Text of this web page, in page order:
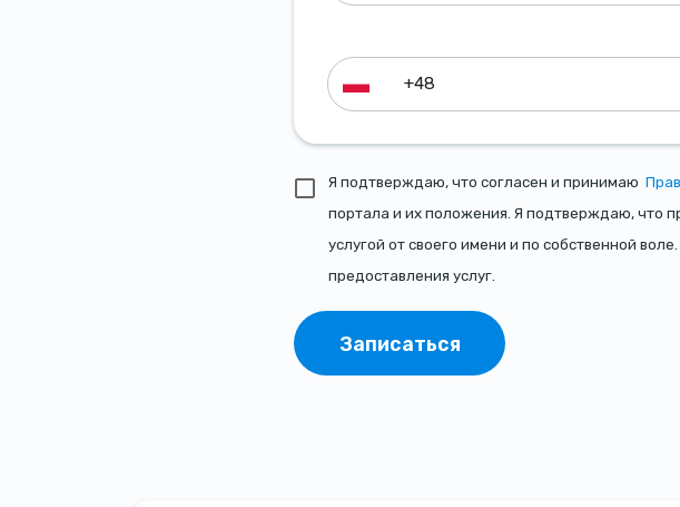
Я подтверждаю, что согласен и принимаю
портала и их положения. Я подтверждаю, что
услугой от своего имени и по собственной
предоставления услуг.
Записаться